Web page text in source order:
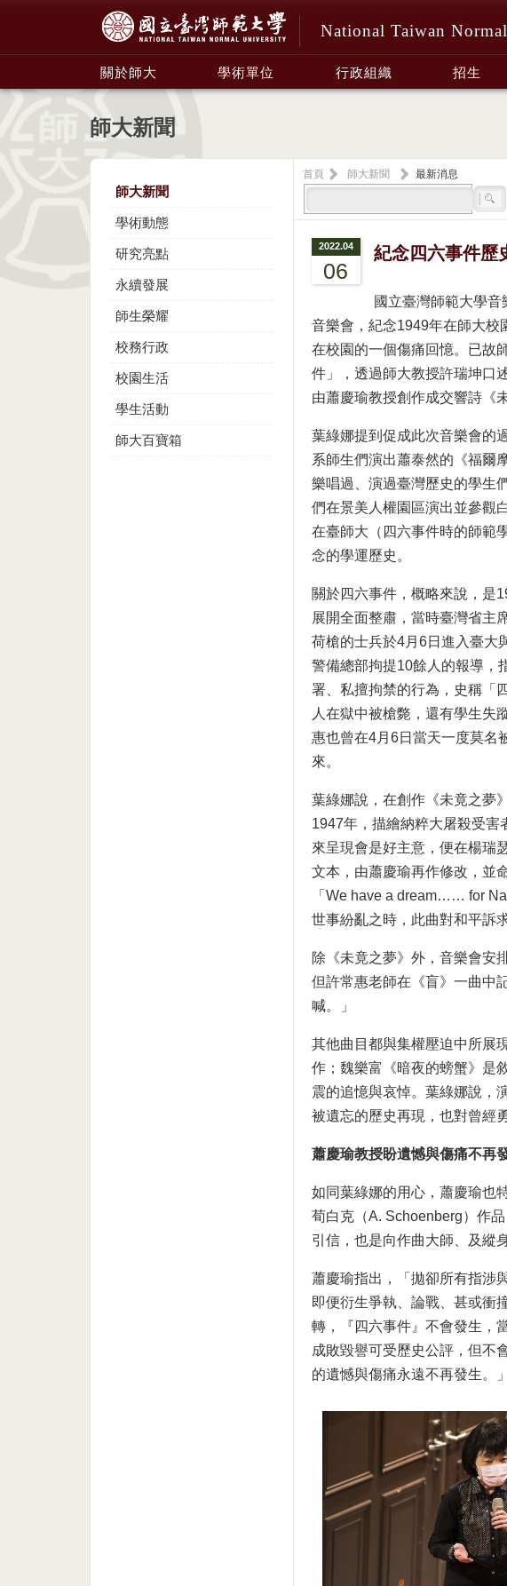
National Taiwan
關於師大 學術單位 行政組織 招生
師大新聞
師大新聞
學術動態
研究亮點
永續發展
師生榮耀
校務行政
校園生活
學生活動
師大百寶箱
首頁 師大新聞
最新消息
2022.04
06
紀念四六事件歷
國立臺灣師範大學音
音樂會，紀念1949年在師大校
在校園的一個傷痛回憶。已故
件」，透過師大教授許瑞坤口
由蕭慶瑜教授創作成交響詩《
葉綠娜提到促成此次音樂會的
系師生們演出蕭泰然的《福爾
樂唱過、演過臺灣歷史的學生
們在景美人權園區演出並參觀
在臺師大（四六事件時的師範
念的學運歷史。
關於四六事件，概略來說，是
展開全面整肅，當時臺灣省主
荷槍的士兵於4月6日進入臺大
警備總部拘提10餘人的報導，
署、私擅拘禁的行為，史稱「
人在獄中被槍斃，還有學生失
惠也曾在4月6日當天一度莫名
來。
葉綠娜說，在創作《未竟之夢
1947年，描繪納粹大屠殺受害
來呈現會是好主意，便在楊瑞
文本，由蕭慶瑜再作修改，並
「We have a dream…… for
世事紛亂之時，此曲對和平訴
除《未竟之夢》外，音樂會安
但許常惠老師在《盲》一曲中
喊。」
其他曲目都與集權壓迫中所展
作；魏樂富《暗夜的螃蟹》是
震的追憶與哀悼。葉綠娜說，
被遺忘的歷史再現，也對曾經
蕭慶瑜教授盼遺憾與傷痛不再
如同葉綠娜的用心，蕭慶瑜也
荀白克（A. Schoenberg）作
引信，也是向作曲大師、及縱
蕭慶瑜指出，「拋卻所有指涉
即便衍生爭執、論戰、甚或衝
轉，『四六事件』不會發生，
成敗毀譽可受歷史公評，但不
的遺憾與傷痛永遠不再發生。